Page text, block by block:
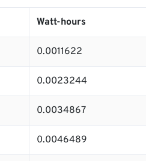
Watt-hours
0.0011622
0.0023244
0.0034867
0.0046489